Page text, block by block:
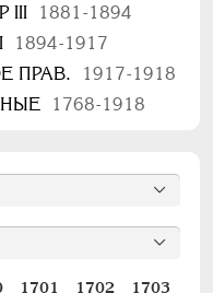
III
1881-1894
1894-1917
ПРАВ.
1917-1918
1768-1918
1701 1702
1703